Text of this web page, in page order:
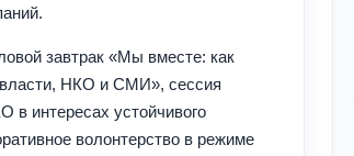
завтрак «Мы вместе: как
власти, НКО и СМИ», сессия
в интересах устойчивого
волонтерство в режиме